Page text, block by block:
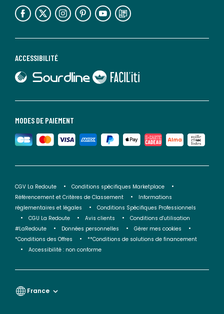
MODES DE PAIEMENT
ACCESSIBILITÉ
lien vers Faciliti
lien vers l'espace réseaux sociaux lien vers l'espace réseaux sociaux lien vers l'espace réseaux sociaux lien vers l'espace réseaux sociaux lien vers l'espace réseaux sociaux lien vers le blog la redoute
CGV La Redoute
Conditions spécifiques Marketplace
Référencement et Critères de Classement
Informations
réglementaires et légales
Conditions Spécifiques Professionnels
CGU La Redoute
Avis clients
Conditions d'utilisation
#LaRedoute
Données personnelles
Gérer mes cookies
*Conditions des Offres
**Conditions de solutions de financement
Accessibilité : non conforme
France